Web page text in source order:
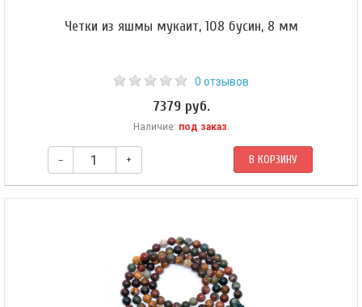
Четки из яшмы мукаит, 108 бусин, 8 мм
0 отзывов
7379 руб.
Наличие: под заказ.
– + В КОРЗИНУ
Буддийские четки из яшмы. Четки собраны из 108 бусин на двойной